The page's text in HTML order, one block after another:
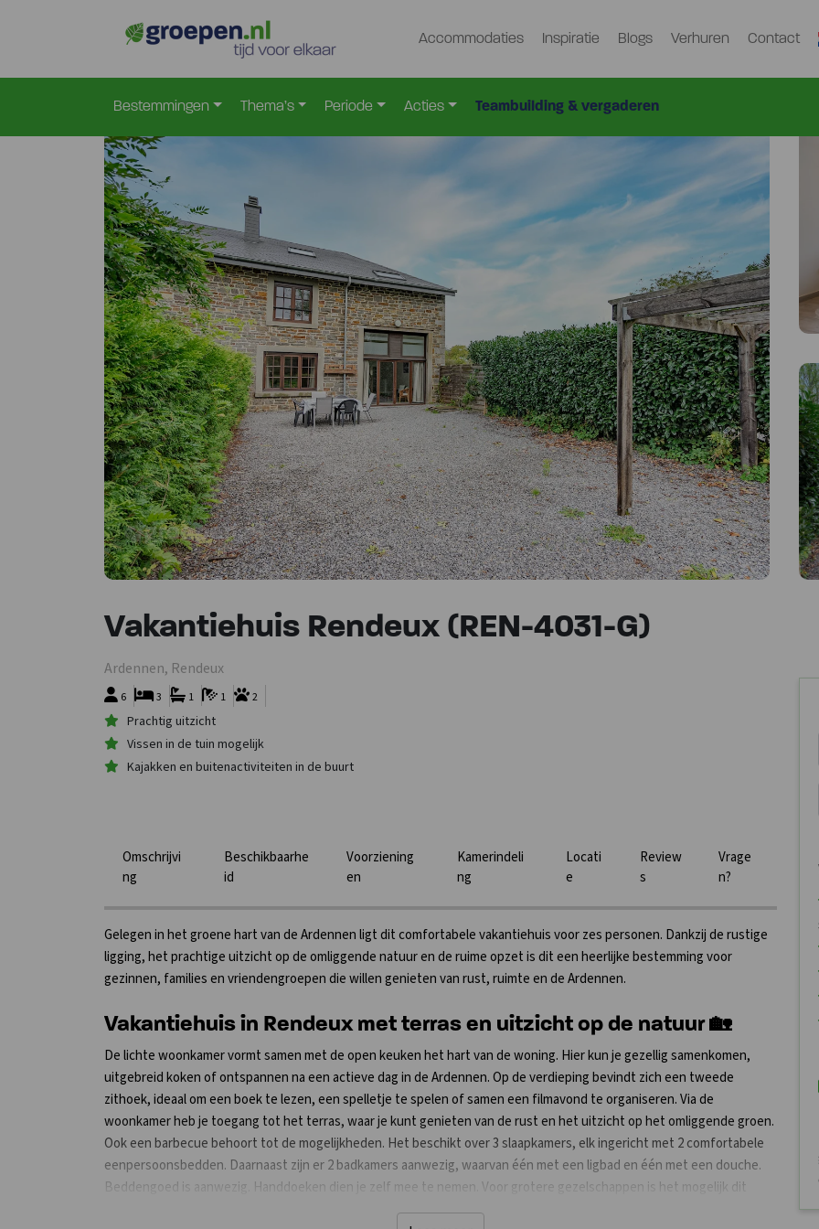
Accommodaties Inspiratie Blogs Verhuren Contact
Bestemmingen Thema’s Periode Acties Teambuilding & vergaderen
Vakantiehuis Rendeux (REN-4031-G)
Ardennen, Rendeux
6 2
1
1
3
Prachtig uitzicht
Vissen in de tuin mogelijk
Kajakken en buitenactiviteiten in de buurt
Omschrijvi
ng
Beschikbaarhe
id
Voorziening
en
Kamerindeli
ng
Locati
e
Review
s
Vrage
n?
Gelegen in het groene hart van de Ardennen ligt dit comfortabele vakantiehuis voor zes personen. Dankzij de rustige
ligging, het prachtige uitzicht op de omliggende natuur en de ruime opzet is dit een heerlijke bestemming voor
gezinnen, families en vriendengroepen die willen genieten van rust, ruimte en de Ardennen.
Vakantiehuis in Rendeux met terras en uitzicht op de natuur 🏡
De lichte woonkamer vormt samen met de open keuken het hart van de woning. Hier kun je gezellig samenkomen,
uitgebreid koken of ontspannen na een actieve dag in de Ardennen. Op de verdieping bevindt zich een tweede
zithoek, ideaal om een boek te lezen, een spelletje te spelen of samen een filmavond te organiseren. Via de
woonkamer heb je toegang tot het terras, waar je kunt genieten van de rust en het uitzicht op het omliggende groen.
Ook een barbecue behoort tot de mogelijkheden. Het beschikt over 3 slaapkamers, elk ingericht met 2 comfortabele
eenpersoonsbedden. Daarnaast zijn er 2 badkamers aanwezig, waarvan één met een ligbad en één met een douche.
Beddengoed is aanwezig. Handdoeken dien je zelf mee te nemen. Voor grotere gezelschappen is het mogelijk dit
vakantiehuis te combineren met de naastgelegen woningKLIK HIER